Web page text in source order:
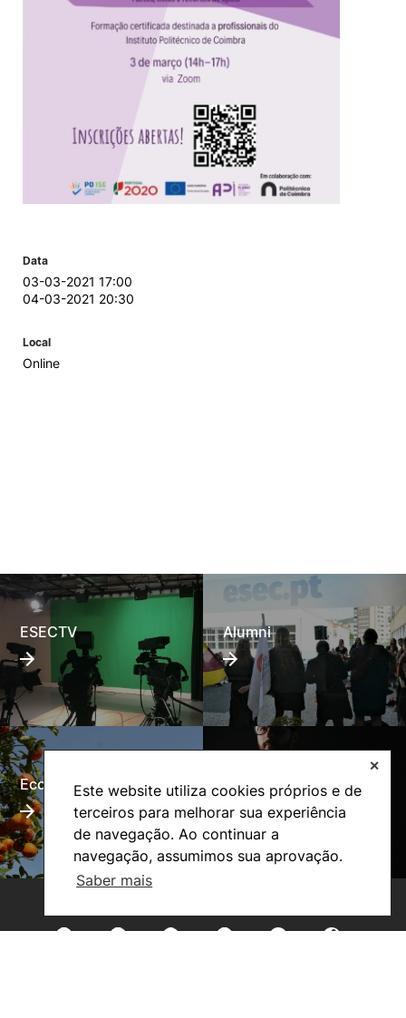
Este website utiliza cookies próprios e de
terceiros para melhorar sua experiência
de navegação. Ao continuar a
navegação, assumimos sua aprovação.
Saber mais
✕
Data
03-03-2021 17:00
04-03-2021 20:30
Local
Online
ESECTV Alumni
Eco-Escola Internacional